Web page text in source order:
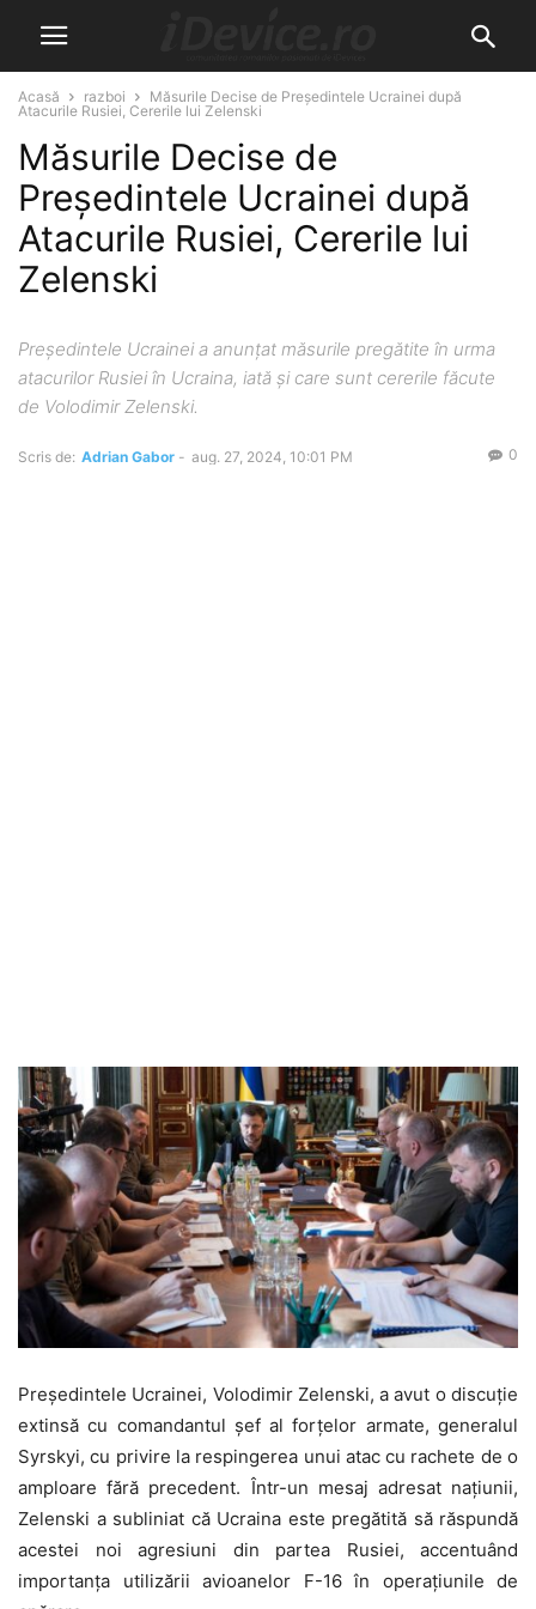
Acasă razboi
Măsurile Decise de Președintele Ucrainei după
Atacurile Rusiei, Cererile lui Zelenski
Măsurile Decise de
Președintele Ucrainei după
Atacurile Rusiei, Cererile lui
Zelenski
Președintele Ucrainei a anunțat măsurile pregătite în urma
atacurilor Rusiei în Ucraina, iată și care sunt cererile făcute
de Volodimir Zelenski.
Scris de: Adrian Gabor - aug. 27, 2024, 10:01 PM 0
Președintele Ucrainei, Volodimir Zelenski, a avut o discuție
extinsă cu comandantul șef al forțelor armate, generalul
Syrskyi, cu privire la respingerea unui atac cu rachete de o
amploare fără precedent. Într-un mesaj adresat națiunii,
Zelenski a subliniat că Ucraina este pregătită să răspundă
acestei noi agresiuni din partea Rusiei, accentuând
importanța utilizării avioanelor F-16 în operațiunile de